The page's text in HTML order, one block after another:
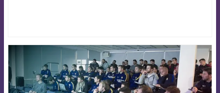
FCB Barcelona badge